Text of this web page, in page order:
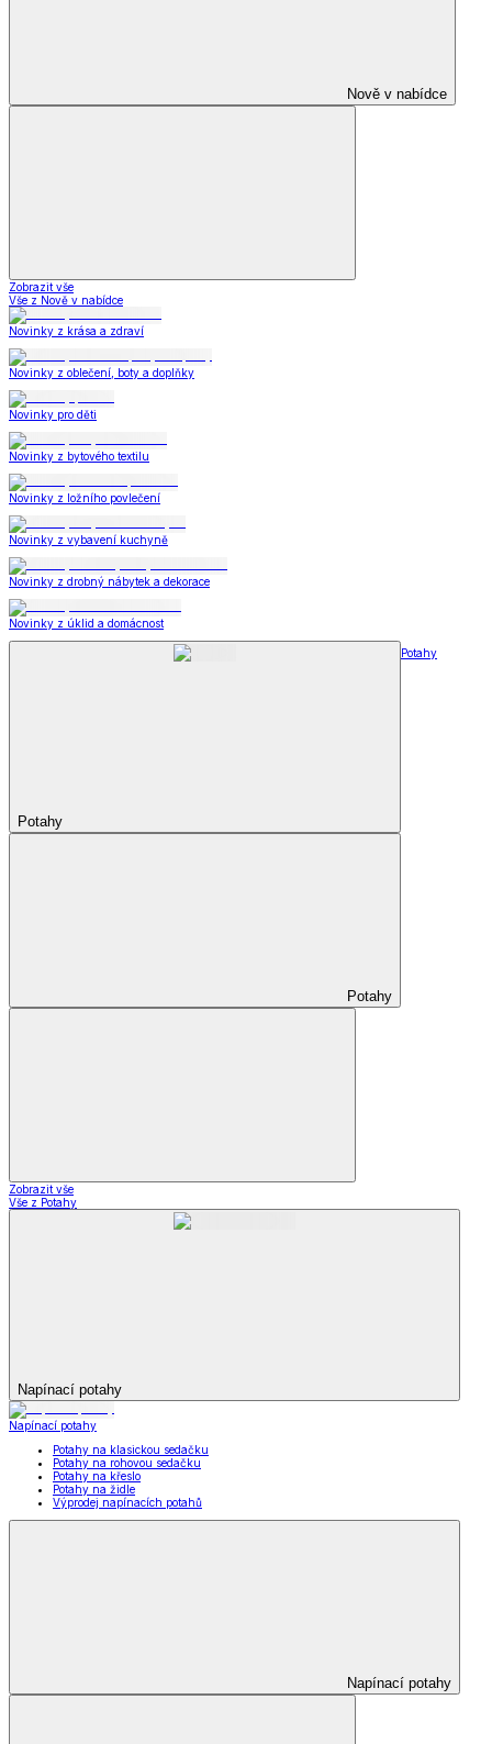
Nově v nabídce
Zobrazit vše
Vše z Nově v nabídce
Novinky z krása a zdraví
Novinky z oblečení, boty a doplňky
Novinky pro děti
Novinky z bytového textilu
Novinky z ložního povlečení
Novinky z vybavení kuchyně
Novinky z drobný nábytek a dekorace
Novinky z úklid a domácnost
Potahy
Potahy
Potahy
Zobrazit vše
Vše z Potahy
Napínací potahy
Napínací potahy
Potahy na klasickou sedačku
Potahy na rohovou sedačku
Potahy na křeslo
Potahy na židle
Výprodej napínacích potahů
Napínací potahy